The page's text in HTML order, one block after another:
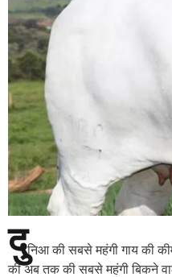
दुनिआ की सबसे महंगी गाय की
की अब तक की सबसे महंगी बिकने